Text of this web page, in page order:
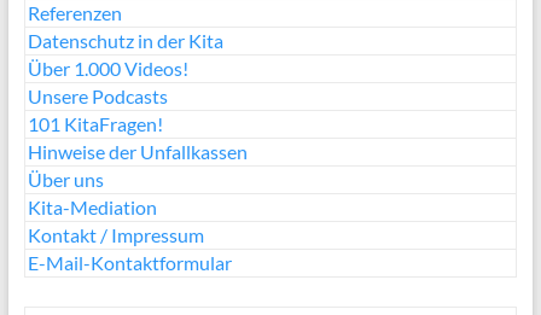
Referenzen
Datenschutz in der Kita
Über 1.000 Videos!
Unsere Podcasts
101 KitaFragen!
Hinweise der Unfallkassen
Über uns
Kita-Mediation
Kontakt / Impressum
E-Mail-Kontaktformular